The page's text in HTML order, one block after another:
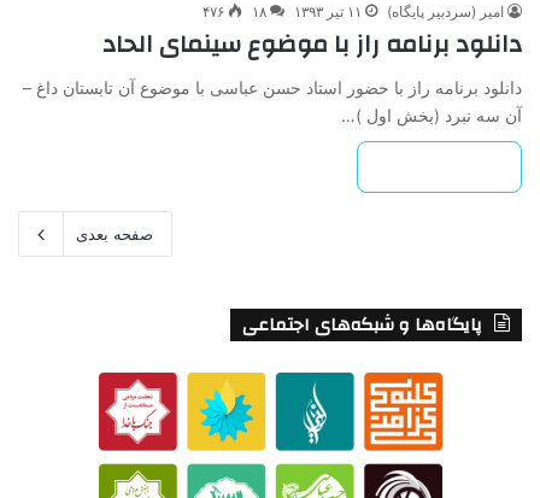
امیر (سردبیر پایگاه) ۱۱ تیر ۱۳۹۳ ۱۸ ۴۷۶
دانلود برنامه راز با موضوع سینمای الحاد
دانلود برنامه راز با حضور استاد حسن عباسی با موضوع آن تابستان داغ –
آن سه نبرد (بخش اول )…
صفحه بعدی
پایگاه‌ها و شبکه‌های اجتماعی